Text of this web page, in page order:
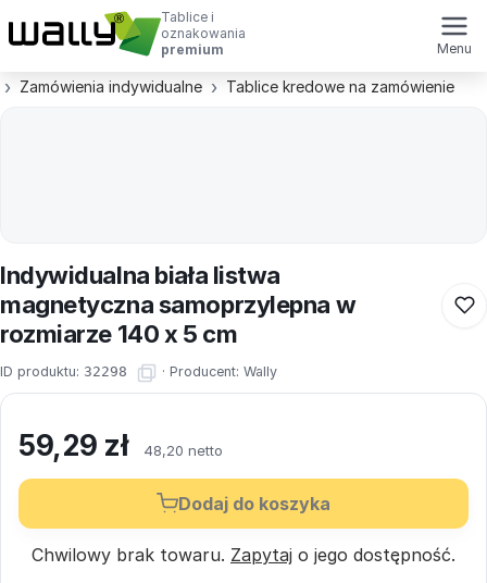
Tablice i
oznakowania
premium
Menu
Zamówienia indywidualne Tablice kredowe na zamówienie
Indywidualna biała listwa
magnetyczna samoprzylepna w
rozmiarze 140 x 5 cm
ID produktu: 32298 · Producent: Wally
59,29 zł 48,20 netto
Dodaj do koszyka
Chwilowy brak towaru. Zapytaj o jego dostępność.